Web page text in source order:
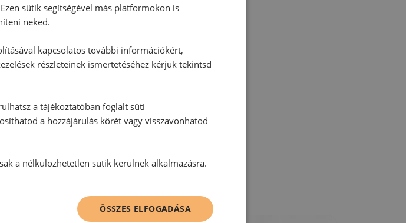
recepthez még nem érkezett hozzászólás.
írása
írásához, kérjük, jelentkezz be!
sütik segítségével más platformokon is
neked.
kapcsolatos további információkért,
részleteinek ismertetéséhez kérjük tekintsd
a tájékoztatóban foglalt süti
a hozzájárulás körét vagy visszavonhatod
a nélkülözhetetlen sütik kerülnek alkalmazásra.
ÖSSZES ELFOGADÁSA